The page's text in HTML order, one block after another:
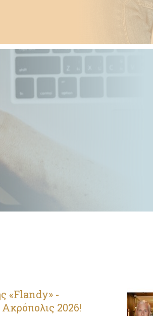
«Flandy» -
2026!